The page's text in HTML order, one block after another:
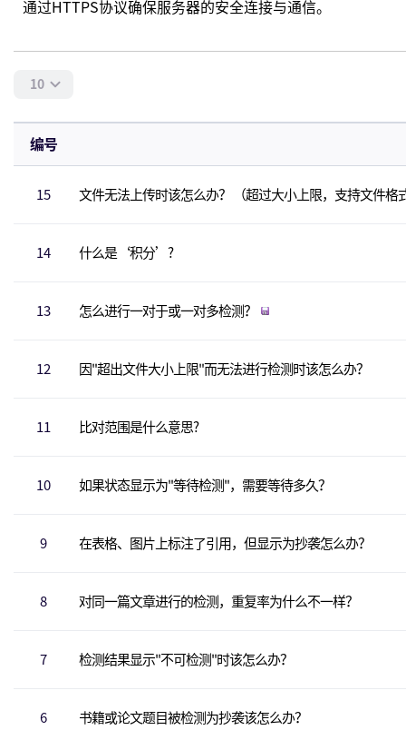
10
编号
15 文件无法上传时该怎么办？ （超过大小上限，支持文件格
14 什么是‘积分’?
13 怎么进行一对于或一对多检测？
12 因"超出文件大小上限"而无法进行检测时该怎么办？
11 比对范围是什么意思?
10 如果状态显示为"等待检测"，需要等待多久？
9 在表格、图片上标注了引用，但显示为抄袭怎么办？
8 对同一篇文章进行的检测，重复率为什么不一样？
7 检测结果显示"不可检测"时该怎么办？
6 书籍或论文题目被检测为抄袭该怎么办？